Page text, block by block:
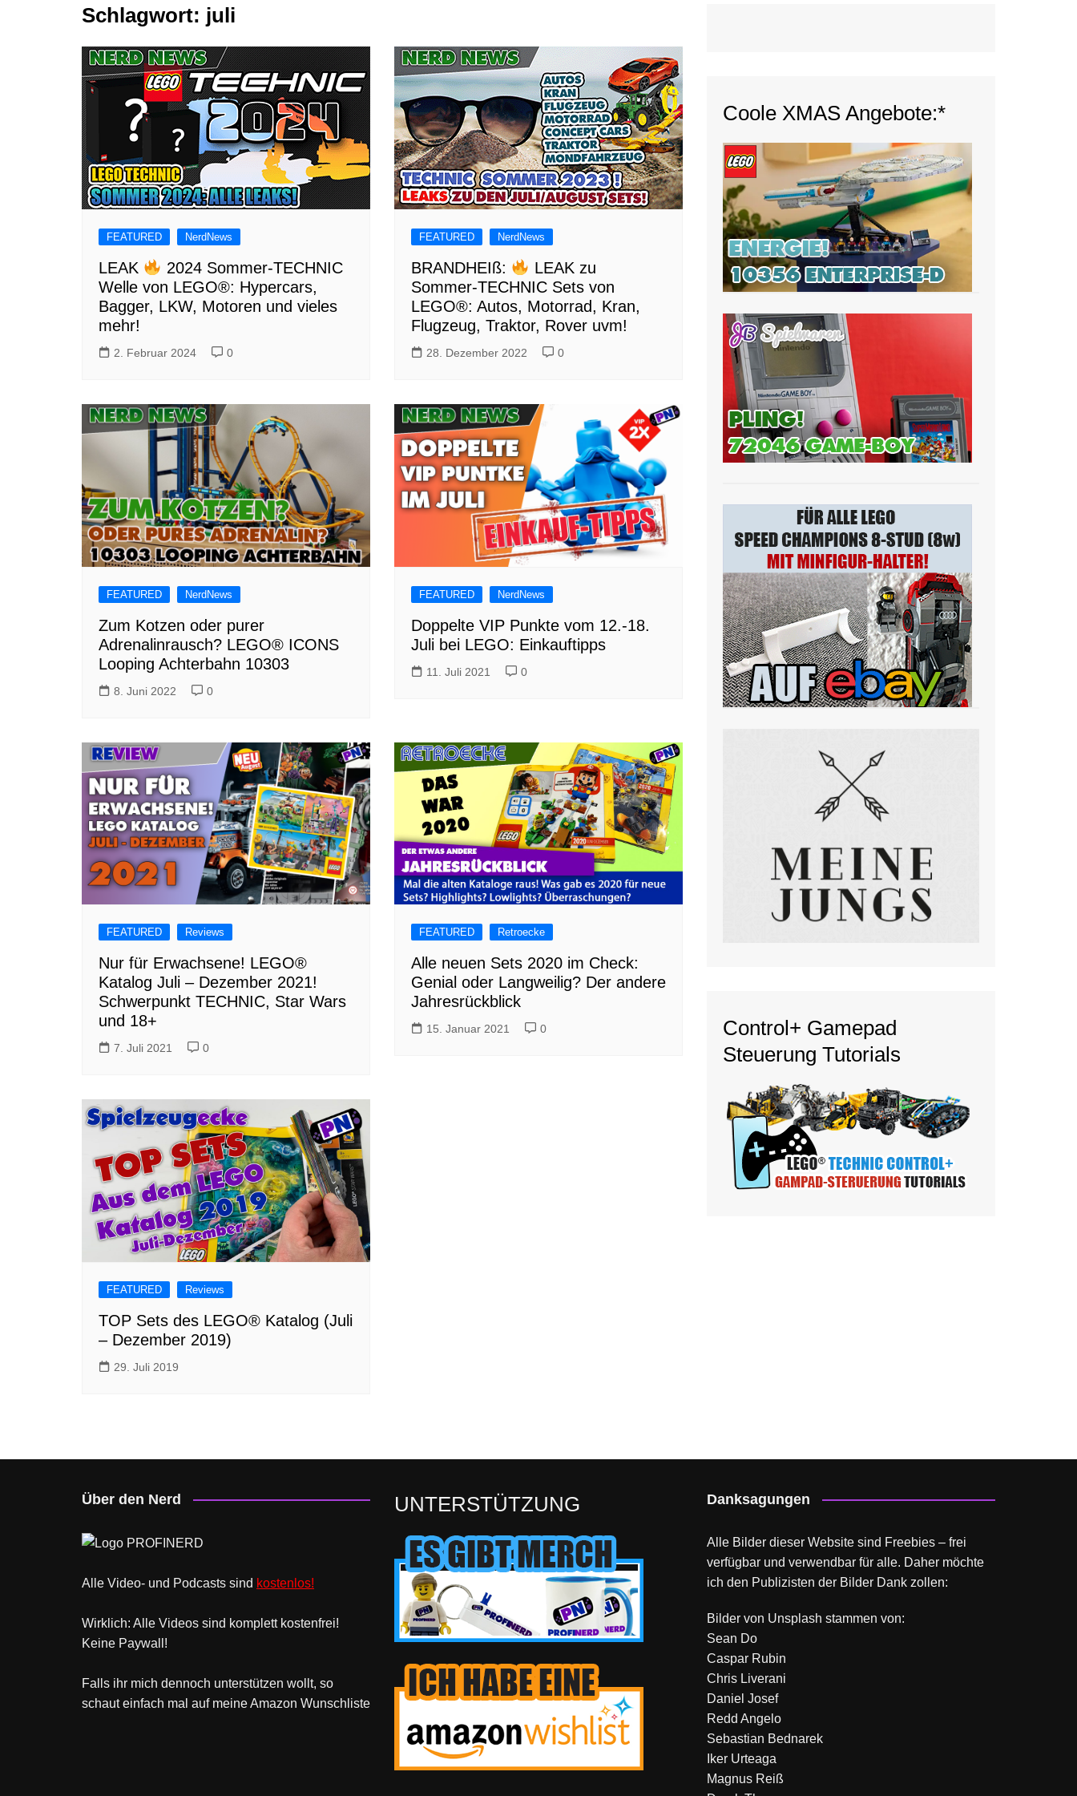
Tutorials
NerdStuff
Speedbuild
GAMEzeit
Muss das Sein
Retroecke
Building Bricks For
Schlagwort: juli
FEATURED NerdNews
LEAK
2024 Sommer-TECHNIC
Welle von LEGO®: Hypercars,
Bagger, LKW, Motoren und vieles
mehr!
2. Februar 2024 0
FEATURED NerdNews
BRANDHEIß:
LEAK zu
Sommer-TECHNIC Sets von
LEGO®: Autos, Motorrad, Kran,
Flugzeug, Traktor, Rover uvm!
28. Dezember 2022 0
FEATURED NerdNews
Zum Kotzen oder purer
Adrenalinrausch? LEGO® ICONS
Looping Achterbahn 10303
8. Juni 2022 0
FEATURED NerdNews
Doppelte VIP Punkte vom 12.-18.
Juli bei LEGO: Einkauftipps
11. Juli 2021 0
FEATURED Reviews
Nur für Erwachsene! LEGO®
Katalog Juli – Dezember 2021!
Schwerpunkt TECHNIC, Star Wars
und 18+
7. Juli 2021 0
FEATURED Retroecke
Alle neuen Sets 2020 im Check:
Genial oder Langweilig? Der andere
Jahresrückblick
15. Januar 2021 0
FEATURED Reviews
TOP Sets des LEGO® Katalog (Juli
– Dezember 2019)
29. Juli 2019
Coole XMAS Angebote:*
Control+ Gamepad
Steuerung Tutorials
Über den Nerd
Alle Video- und Podcasts sind kostenlos!
Wirklich: Alle Videos sind komplett kostenfrei!
Keine Paywall!
Falls ihr mich dennoch unterstützen wollt, so
schaut einfach mal auf meine Amazon Wunschliste
UNTERSTÜTZUNG Danksagungen
Alle Bilder dieser Website sind Freebies – frei
verfügbar und verwendbar für alle. Daher möchte
ich den Publizisten der Bilder Dank zollen:
Bilder von Unsplash stammen von:
Sean Do
Caspar Rubin
Chris Liverani
Daniel Josef
Redd Angelo
Sebastian Bednarek
Iker Urteaga
Magnus Reiß